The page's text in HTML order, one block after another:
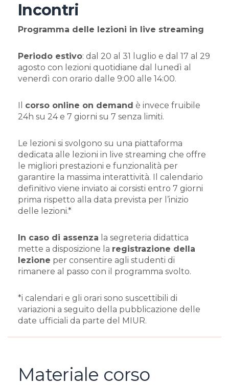
Incontri
Programma delle lezioni in live streaming
Periodo estivo: dal 20 al 31 luglio e dal 17 al 29
agosto con lezioni quotidiane dal lunedì al
venerdì con orario dalle 9:00 alle 14:00.
corso online on demand è invece fruibile
24h su 24 e 7 giorni su 7 senza limiti.
Le lezioni si svolgono su una piattaforma
dedicata alle lezioni in live streaming che offre
le migliori prestazioni e funzionalità per
garantire la massima interattività. Il calendario
definitivo viene inviato ai corsisti entro 7 giorni
prima rispetto alla data prevista per l’inizio
delle lezioni.*
In caso di assenza la segreteria didattica
mette a disposizione la registrazione della
lezione per consentire agli studenti di
rimanere al passo con il programma svolto.
*i calendari e gli orari sono suscettibili di
variazioni a seguito della pubblicazione delle
date ufficiali da parte del MIUR.
Materiale corso